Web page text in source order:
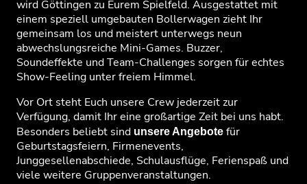
wird Göttingen zu Eurem Spielfeld. Ausgestattet mit
einem speziell umgebauten Bollerwagen zieht Ihr
gemeinsam los und meistert unterwegs neun
abwechslungsreiche Mini-Games. Buzzer,
Soundeffekte und Team-Challenges sorgen für echtes
Show-Feeling unter freiem Himmel.
Vor Ort steht Euch unsere Crew jederzeit zur
Verfügung, damit Ihr eine großartige Zeit bei uns habt.
Besonders beliebt sind unsere Angebote für
Geburtstagsfeiern, Firmenevents,
Junggesellenabschiede, Schulausflüge, Ferienspaß und
viele weitere Gruppenveranstaltungen.